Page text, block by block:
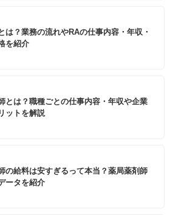
は？業務の流れやRAの仕事内容・年収・
を紹介
とは？職種ごとの仕事内容・年収や企業
ットを解説
の給料は安すぎるって本当？薬局薬剤師
ータを紹介